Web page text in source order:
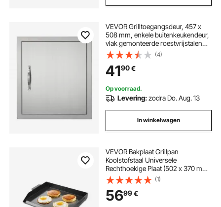
VEVOR Grilltoegangsdeur, 457 x
508 mm, enkele buitenkeukendeur,
vlak gemonteerde roestvrijstalen
deur, verticale wanddeur met
handgreep en haak, voor grill-
eiland, grillstation, buitenkast
(4)
4190€
Op voorraad.
Levering:zodra Do. Aug. 13
In winkelwagen
VEVOR Bakplaat Grillpan
Koolstofstaal Universele
Rechthoekige Plaat (502 x 370 mm)
met Platte Bovenkant, Gasgrillplaat
voor BBQ Grill Teppanyaki,
Draagbare Familie Kookgerei met
Handvat
(1)
5699€